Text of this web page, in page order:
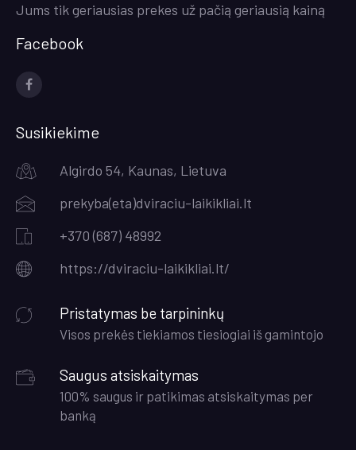
Jums tik geriausias prekes už pačią geriausią kainą
Facebook
nuorodos
Susikiekime
Algirdo 54, Kaunas, Lietuva
prekyba(eta)dviraciu-laikikliai.lt
+370 (687) 48992
https://dviraciu-laikikliai.lt/
Pristatymas be tarpininkų
Visos prekės tiekiamos tiesiogiai iš gamintojo
Saugus atsiskaitymas
100% saugus ir patikimas atsiskaitymas per
banką